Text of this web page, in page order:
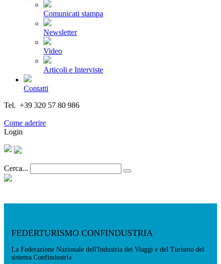
Comunicati stampa
Newsletter
Video
Articoli e Interviste
Contatti
Tel. +39 320 57 80 986
Come aderire
Login
Cerca...
FEDERTURISMO CONFINDUSTRIA
La Federazione Nazionale dell'Industria dei Viaggi e del Turismo del
sistema Confindustria